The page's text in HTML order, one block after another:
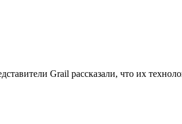
Grail рассказали, что их